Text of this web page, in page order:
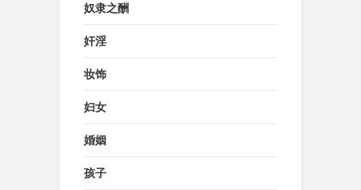
奴隶之酬
奸淫
妆饰
妇女
婚姻
孩子